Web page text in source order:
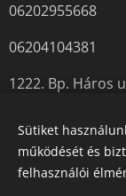
06202955668
06204104381
1222. Bp. Háros
A termékek
Sütiket
működését és
felhasználói